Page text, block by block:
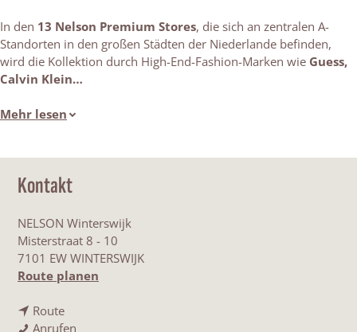
In den 13 Nelson Premium Stores, die sich an zentralen A-
Standorten in den großen Städten der Niederlande befinden,
wird die Kollektion durch High-End-Fashion-Marken wie Guess,
Calvin Klein…
Mehr lesen
Kontakt
NELSON Winterswijk
Misterstraat 8 - 10
7101 EW WINTERSWIJK
Route planen
Routeb
i
Anrufen